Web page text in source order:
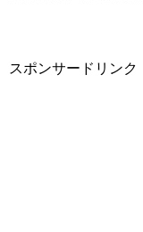
スポンサードリンク